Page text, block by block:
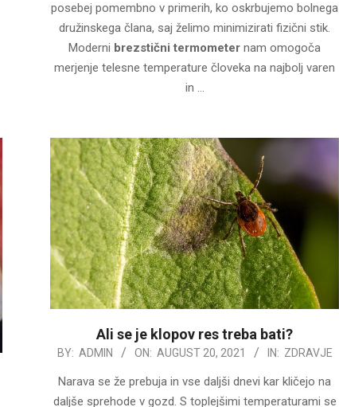
posebej pomembno v primerih, ko oskrbujemo bolnega
družinskega člana, saj želimo minimizirati fizični stik.
Moderni brezstični termometer nam omogoča
merjenje telesne temperature človeka na najbolj varen
in …
Ali se je klopov res treba bati?
2021-
BY: ADMIN ON: AUGUST 20, 2021 IN: ZDRAVJE
Narava se že prebuja in vse daljši dnevi kar kličejo na
daljše sprehode v gozd. S toplejšimi temperaturami se